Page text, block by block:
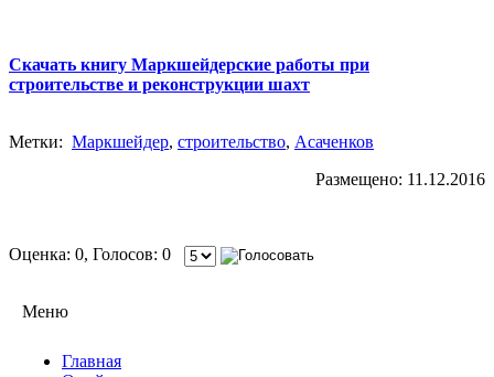
Скачать книгу Маркшейдерские работы при
строительстве и реконструкции шахт
Метки: Маркшейдер, строительство, Асаченков
Размещено: 11.12.2016
Оценка: 0, Голосов: 0
Меню
Главная